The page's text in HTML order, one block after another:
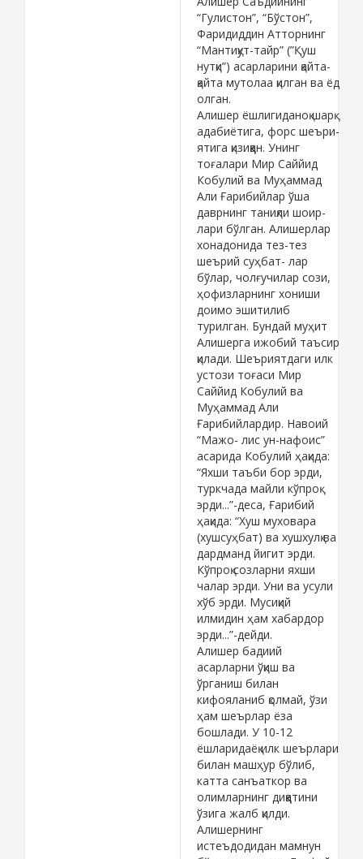
“Гулистон”, “Бўстон”,
Фаридиддин Атторнинг
“Мантиқут-тайр” (”Қуш
нутқи”) асарларини қайта-
қайта мутолаа қилган ва ёд
олган.
Алишер ёшлигиданоқ шарқ
адабиётига, форс шеъри-
ятига қизиққан. Унинг
тоғалари Мир Саййид
Кобулий ва Муҳаммад
Али Ғарибийлар ўша
даврнинг таниқли шоир-
лари бўлган. Алишерлар
хонадонида тез-тез
шеърий суҳбат- лар
бўлар, чолғучилар сози,
ҳофизларнинг хониши
доимо эшитилиб
турилган. Бундай муҳит
Алишерга ижобий таъсир
қилади. Шеъриятдаги илк
устози тоғаси Мир
Саййид Кобулий ва
Муҳаммад Али
Ғарибийлардир. Навоий
“Мажо- лис ун-нафоис”
асарида Кобулий ҳақида:
“Яхши таъби бор эрди,
туркчада майли кўпроқ
эрди...”-деса, Ғарибий
ҳақида: “Хуш муховара
(хушсуҳбат) ва хушхулқ ва
дардманд йигит эрди.
Кўпроқ созларни яхши
чалар эрди. Уни ва усули
хўб эрди. Мусиқий
илмидин ҳам хабардор
эрди...”-дейди.
Алишер бадиий
асарларни ўқиш ва
ўрганиш билан
кифояланиб қолмай, ўзи
ҳам шеърлар ёза
бошлади. У 10-12
ёшларидаёқ илк шеърлари
билан машҳур бўлиб,
катта санъаткор ва
олимларнинг диққатини
ўзига жалб қилди.
Алишернинг
истеъдодидан мамнун